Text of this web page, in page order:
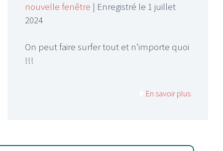
SHARE
EMBED
nouvelle fenêtre | Enregistré le 1 juillet
2024
On peut faire surfer tout et n’importe quoi
!!!
En savoir plus